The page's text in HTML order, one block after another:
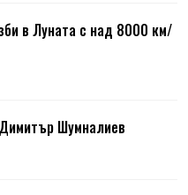
в Луната с над 8000 км/
Шумналиев